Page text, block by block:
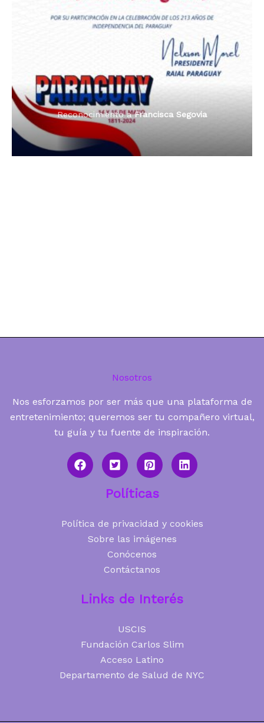
Dama de Oro 2024
Reconocimiento aFrancisca Segovia
Reconocimiento aFrancisca Segovia
Radio Tribuna Abierta
Radio Tribuna Abierta
Radio Oñondivepa Paraguay
Premio Orgullo Paraguayo
Reconocimiento aFrancisca Segovia
Nosotros
Nos esforzamos por ser más que una plataforma de
entretenimiento; queremos ser tu compañero virtual,
tu guía y tu fuente de inspiración.
Políticas
Política de privacidad y cookies
Sobre las imágenes
Conócenos
Contáctanos
Links de Interés
USCIS
Fundación Carlos Slim
Acceso Latino
Departamento de Salud de NYC